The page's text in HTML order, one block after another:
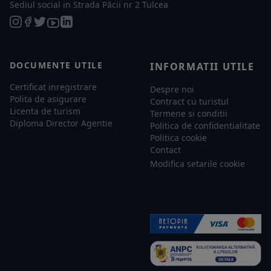
Sediul social in Strada Păcii nr 2 Tulcea
DOCUMENTE UTILE
Certificat inregistrare
Polita de asigurare
Licenta de turism
Diploma Director Agentie
INFORMATII UTILE
Despre noi
Contract cu turistul
Termene si conditii
Politica de confidentialitate
Politica cookie
Contact
Modifica setarile cookie